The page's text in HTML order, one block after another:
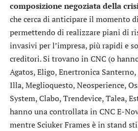
composizione negoziata della
che cerca di anticipare il momento
permettendo di realizzare piani di
invasivi per l’impresa, più rapidi e
creditori. Si trovano in CNC (o
Agatos,Eligo,Enertronica Santerno,
Illa,Meglioquesto,Neosperience,
System,Clabo,Trendevice,Talea,
hanno una controllata in CNCE-
mentre Sciuker Frames è in stand